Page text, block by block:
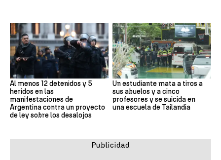
Al menos 12 detenidos y 5
heridos en las
manifestaciones de
Argentina contra un proyecto
de ley sobre los desalojos
Un estudiante mata a tiros a
sus abuelos y a cinco
profesores y se suicida en
una escuela de Tailandia